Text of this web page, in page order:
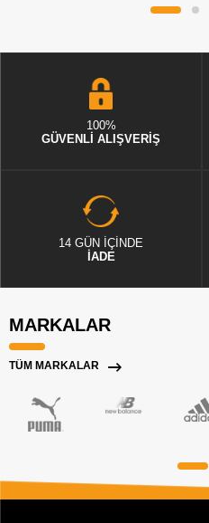
100%
GÜVENLİ ALIŞVERİŞ
14 GÜN İÇİNDE
İADE
MARKALAR
TÜM MARKALAR